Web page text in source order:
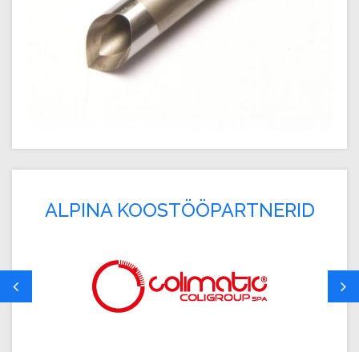
ALPINA KOOSTÖÖPARTNERID